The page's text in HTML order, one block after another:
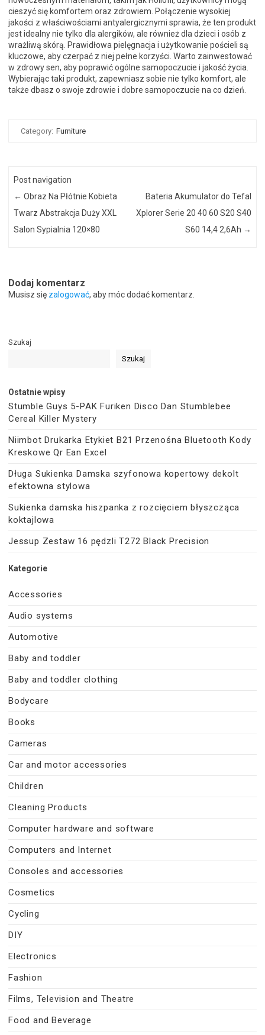
cieszyć się komfortem oraz zdrowiem. Połączenie wysokiej
jakości z właściwościami antyalergicznymi sprawia, że ten produkt
jest idealny nie tylko dla alergików, ale również dla dzieci i osób z
wrażliwą skórą. Prawidłowa pielęgnacja i użytkowanie pościeli są
kluczowe, aby czerpać z niej pełne korzyści. Warto zainwestować
w zdrowy sen, aby poprawić ogólne samopoczucie i jakość życia.
Wybierając taki produkt, zapewniasz sobie nie tylko komfort, ale
także dbasz o swoje zdrowie i dobre samopoczucie na co dzień.
Category: Furniture
Post navigation
← Obraz Na Płótnie Kobieta
Twarz Abstrakcja Duży XXL
Salon Sypialnia 120×80
Bateria Akumulator do Tefal
Xplorer Serie 20 40 60 S20 S40
S60 14,4 2,6Ah →
Dodaj komentarz
Musisz się zalogować, aby móc dodać komentarz.
Szukaj
Szukaj
Ostatnie wpisy
Stumble Guys 5-PAK Furiken Disco Dan Stumblebee
Cereal Killer Mystery
Niimbot Drukarka Etykiet B21 Przenośna Bluetooth Kody
Kreskowe Qr Ean Excel
Długa Sukienka Damska szyfonowa kopertowy dekolt
efektowna stylowa
Sukienka damska hiszpanka z rozcięciem błyszcząca
koktajlowa
Jessup Zestaw 16 pędzli T272 Black Precision
Kategorie
Accessories
Audio systems
Automotive
Baby and toddler
Baby and toddler clothing
Bodycare
Books
Cameras
Car and motor accessories
Children
Cleaning Products
Computer hardware and software
Computers and Internet
Consoles and accessories
Cosmetics
Cycling
DIY
Electronics
Fashion
Films, Television and Theatre
Food and Beverage